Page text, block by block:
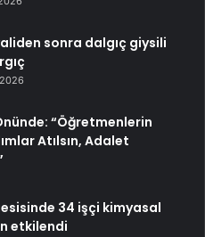
sonra dalgıç giysili
“Öğretmenlerin
Atılsın, Adalet
34 işçi kimyasal
etkilendi